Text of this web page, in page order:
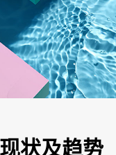
状及趋势